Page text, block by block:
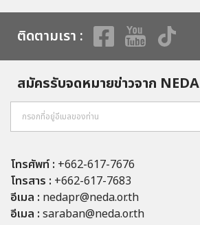
ติดตามเรา :
สมัครรับจดหมายข่าวจาก NEDA
โทรศัพท์ : +662-617-7676
โทรสาร : +662-617-7683
อีเมล : nedapr@neda.or.th
อีเมล : saraban@neda.or.th